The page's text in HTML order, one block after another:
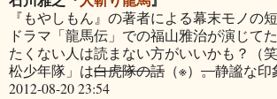
『もやしもん』の著者による幕末モノの
ドラマ「龍馬伝」での福山雅治が演じて
たくない人は読まない方がいいかも？（
松少年隊」は白虎隊の話 （※） 。静謐な印
2012-08-20 23:54